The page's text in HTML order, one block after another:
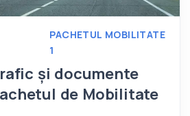
PACHETUL MOBILITATE
1
și documente
de Mobilitate